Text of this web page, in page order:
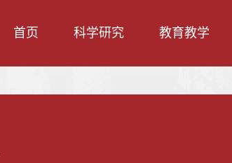
首页 科学研究 教育教学